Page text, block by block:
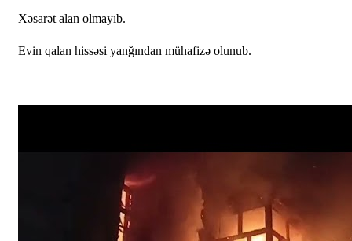
Xəsarət alan olmayıb.
Evin qalan hissəsi yanğından mühafizə olunub.